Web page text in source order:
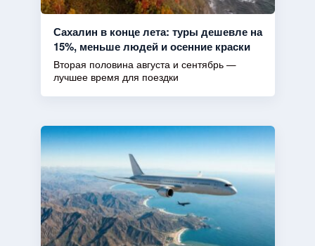
Сахалин в конце лета: туры дешевле на
15%, меньше людей и осенние краски
Вторая половина августа и сентябрь —
лучшее время для поездки